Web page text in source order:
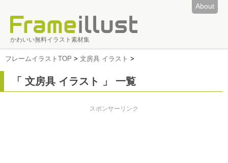
About
かわいい無料イラスト素材集
フレームイラストTOP > 文房具 イラスト >
「 文房具 イラスト 」 一覧
スポンサーリンク